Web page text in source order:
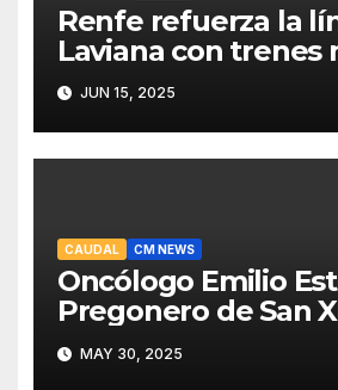
Renfe refuerza la
Laviana con trenes
fiables y mejor
recuperar viajeros
JUN 15, 2025
CAUDAL CM NEWS
Oncólogo Emilio
Pregonero de San
Mieres: Un Honor
y el HUCA
MAY 30, 2025